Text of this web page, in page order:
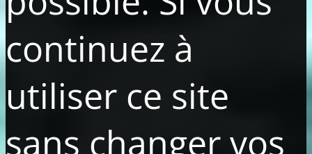
continuez à
utiliser ce site
sans changer vos